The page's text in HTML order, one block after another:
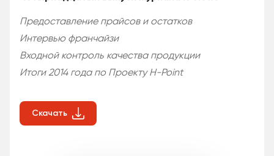
Предоставление прайсов и остатков
Интервью франчайзи
Входной контроль качества продукции
Итоги 2014 года по Проекту H-Point
Скачать